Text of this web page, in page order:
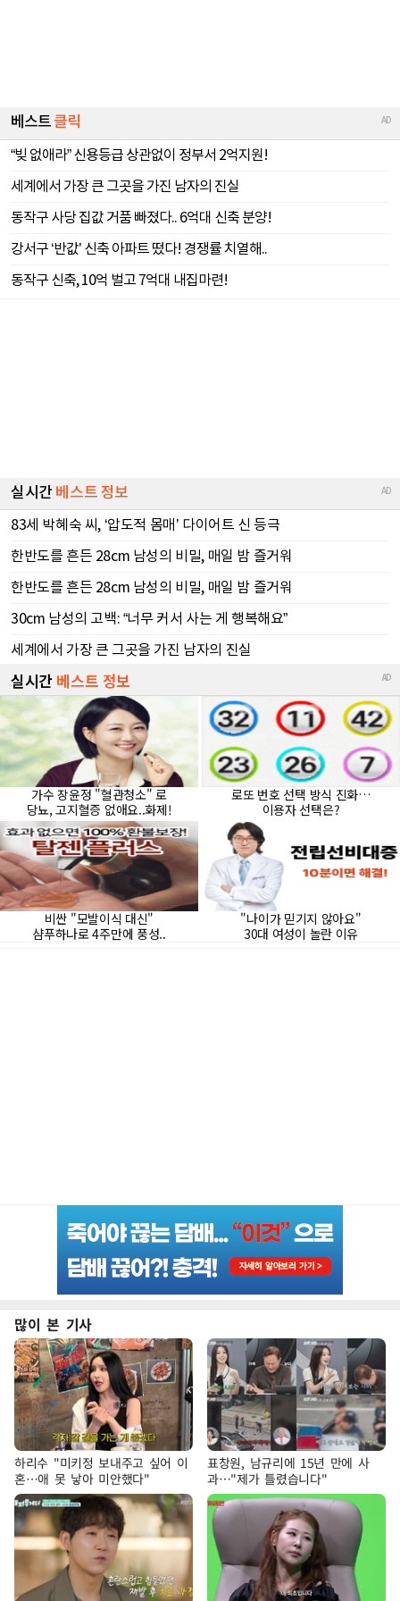
많이 본 기사
하리수 "미키정 보내주고 싶어 이
혼…애 못 낳아 미안했다"
표창원, 남규리에 15년 만에 사
과…"제가 틀렸습니다"